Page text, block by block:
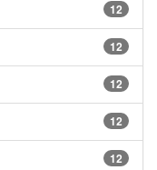
12
12
12
12
12